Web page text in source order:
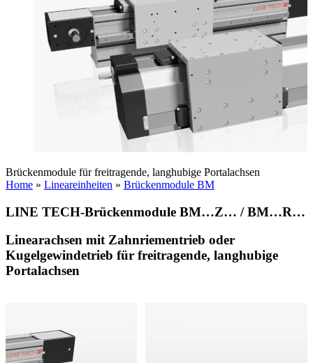
Brückenmodule für freitragende, langhubige Portalachsen
Home » Lineareinheiten » Brückenmodule BM
LINE TECH-Brückenmodule BM…Z… / BM…R…
Linearachsen mit Zahnriementrieb oder
Kugelgewindetrieb für freitragende, langhubige
Portalachsen